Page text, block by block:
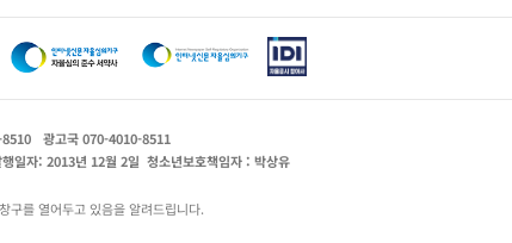
광고국 070-4010-8511
일자: 2013년 12월 2일 청소년보호책임자 : 박상유
구를 열어두고 있음을 알려드립니다.